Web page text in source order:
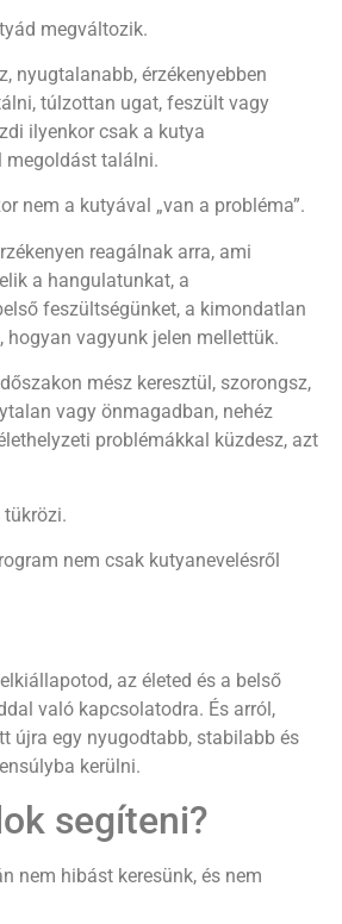
megváltozik.
nyugtalanabb, érzékenyebben
túlzottan ugat, feszült vagy
ilyenkor csak a kutya
megoldást találni.
nem a kutyával „van a probléma”.
reagálnak arra, ami
a hangulatunkat, a
feszültségünket, a kimondatlan
hogyan vagyunk jelen mellettük.
mész keresztül, szorongsz,
vagy önmagadban, nehéz
problémákkal küzdesz, azt
tükrözi.
nem csak kutyanevelésről
az életed és a belső
való kapcsolatodra. És arról,
újra egy nyugodtabb, stabilabb és
kerülni.
segíteni?
nem hibást keresünk, és nem